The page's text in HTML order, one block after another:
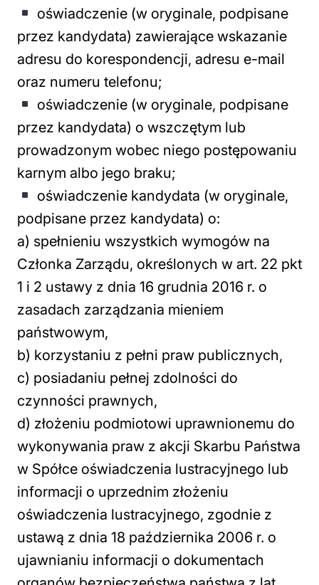
oświadczenie (w oryginale, podpisane
przez kandydata) zawierające wskazanie
adresu do korespondencji, adresu e-mail
oraz numeru telefonu;
oświadczenie (w oryginale, podpisane
przez kandydata) o wszczętym lub
prowadzonym wobec niego postępowaniu
karnym albo jego braku;
oświadczenie kandydata (w oryginale,
podpisane przez kandydata) o:
a) spełnieniu wszystkich wymogów na
Członka Zarządu, określonych w art. 22 pkt
1 i 2 ustawy z dnia 16 grudnia 2016 r. o
zasadach zarządzania mieniem
państwowym,
b) korzystaniu z pełni praw publicznych,
c) posiadaniu pełnej zdolności do
czynności prawnych,
d) złożeniu podmiotowi uprawnionemu do
wykonywania praw z akcji Skarbu Państwa
w Spółce oświadczenia lustracyjnego lub
informacji o uprzednim złożeniu
oświadczenia lustracyjnego, zgodnie z
ustawą z dnia 18 października 2006 r. o
ujawnianiu informacji o dokumentach